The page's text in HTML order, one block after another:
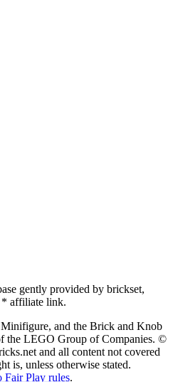
gently provided by brickset,
* affiliate link.
and the Brick and Knob
the LEGO Group of Companies. ©
and all content not covered
is, unless otherwise stated.
Fair Play rules.